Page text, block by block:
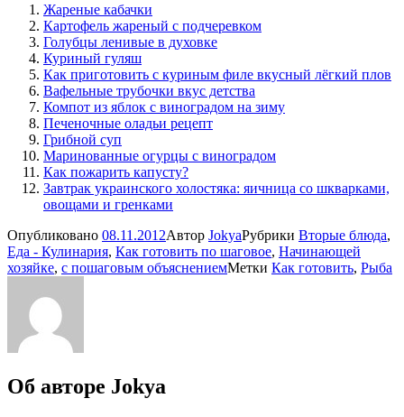
Жареные кабачки
Картофель жареный с подчеревком
Голубцы ленивые в духовке
Куриный гуляш
Как приготовить с куриным филе вкусный лёгкий плов
Вафельные трубочки вкус детства
Компот из яблок с виноградом на зиму
Печеночные оладьи рецепт
Грибной суп
Маринованные огурцы с виноградом
Как пожарить капусту?
Завтрак украинского холостяка: яичница со шкварками,
овощами и гренками
Опубликовано 08.11.2012Автор JokyaРубрики Вторые блюда,
Еда - Кулинария, Как готовить по шаговое, Начинающей
хозяйке, с пошаговым объяснениемМетки Как готовить, Рыба
Об авторе Jokya